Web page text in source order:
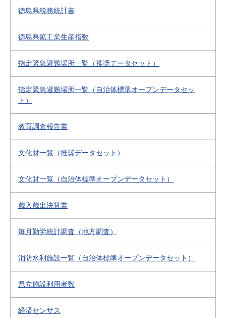
徳島県税務統計書
徳島県鉱工業生産指数
指定緊急避難場所一覧（推奨データセット）
指定緊急避難場所一覧（自治体標準オープンデータセッ
ト）
教育調査報告書
文化財一覧（推奨データセット）
文化財一覧（自治体標準オープンデータセット）
歳入歳出決算書
毎月勤労統計調査（地方調査）
消防水利施設一覧（自治体標準オープンデータセット）
県立施設利用者数
経済センサス